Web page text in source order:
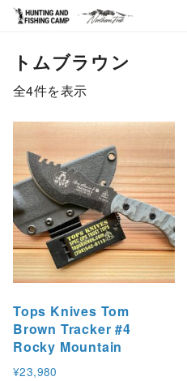
トムブラウン
全4件を表示新
い
順
Tops Knives Tom
Brown Tracker #4
Rocky Mountain
¥23,980